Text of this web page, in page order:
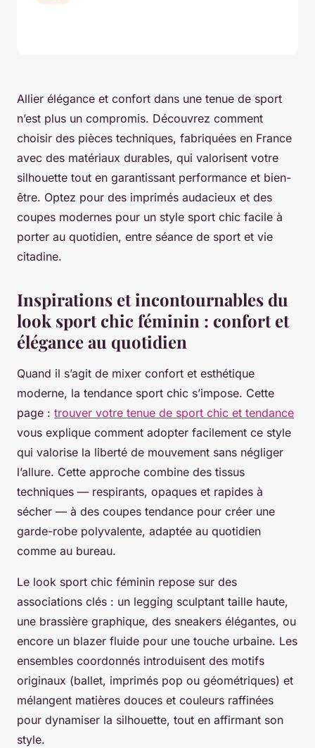
Allier élégance et confort dans une tenue de sport
n’est plus un compromis. Découvrez comment
choisir des pièces techniques, fabriquées en France
avec des matériaux durables, qui valorisent votre
silhouette tout en garantissant performance et bien-
être. Optez pour des imprimés audacieux et des
coupes modernes pour un style sport chic facile à
porter au quotidien, entre séance de sport et vie
citadine.
Inspirations et incontournables du
look sport chic féminin : confort et
élégance au quotidien
Quand il s’agit de mixer confort et esthétique
moderne, la tendance sport chic s’impose. Cette
page : trouver votre tenue de sport chic et tendance
vous explique comment adopter facilement ce style
qui valorise la liberté de mouvement sans négliger
l’allure. Cette approche combine des tissus
techniques — respirants, opaques et rapides à
sécher — à des coupes tendance pour créer une
garde-robe polyvalente, adaptée au quotidien
comme au bureau.
Le look sport chic féminin repose sur des
associations clés : un legging sculptant taille haute,
une brassière graphique, des sneakers élégantes, ou
encore un blazer fluide pour une touche urbaine. Les
ensembles coordonnés introduisent des motifs
originaux (ballet, imprimés pop ou géométriques) et
mélangent matières douces et couleurs raffinées
pour dynamiser la silhouette, tout en affirmant son
style.